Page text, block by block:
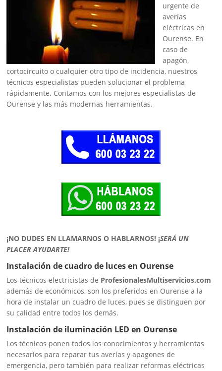
urgente de
averías
eléctricas en
Ourense. En
caso de
apagón,
cortocircuito o cualquier otro tipo de incidencia, nuestros
técnicos especialistas pueden solucionar el problema
rápidamente. Contamos con los mejores especialistas de
Ourense y las más modernas herramientas.
¡NO DUDES EN LLAMARNOS O HABLARNOS! ¡SERÁ UN
PLACER AYUDARTE!
Instalación de cuadro de luces en Ourense
Los técnicos electricistas de ProfesionalesMultiservicios.com
además de económicos, son los preferidos en Ourense a la
hora de instalar un cuadro de luces, pues se distinguen por
su calidad entre todos los demás.
Instalación de iluminación LED en Ourense
Los técnicos ponen todos los conocimientos y herramientas
necesarios para reparar tus averías y apagones de
emergencia, pero también para realizar reformas eléctricas